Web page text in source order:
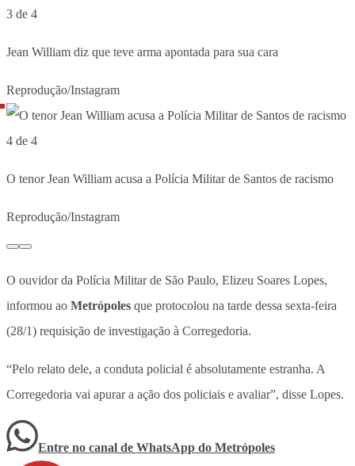
3 de 4
Jean William diz que teve arma apontada para sua cara
Reprodução/Instagram
4 de 4
O tenor Jean William acusa a Polícia Militar de Santos de racismo
Reprodução/Instagram
O ouvidor da Polícia Militar de São Paulo, Elizeu Soares Lopes,
informou ao Metrópoles que protocolou na tarde dessa sexta-feira
(28/1) requisição de investigação à Corregedoria.
“Pelo relato dele, a conduta policial é absolutamente estranha. A
Corregedoria vai apurar a ação dos policiais e avaliar”, disse Lopes.
Entre no canal de WhatsApp do Metrópoles